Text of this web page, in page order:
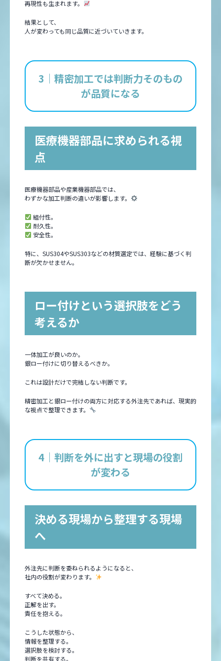
再現性も生まれます。
結果として、
人が変わっても同じ品質に近づいていきます。
3｜精密加工では判断力そのもの
が品質になる
医療機器部品に求められる視
点
医療機器部品や産業機器部品では、
わずかな加工判断の違いが影響します。
組付性。
耐久性。
安全性。
特に、SUS304やSUS303などの材質選定では、経験に基づく判
断が欠かせません。
ロー付けという選択肢をどう
考えるか
一体加工が良いのか。
銀ロー付けに切り替えるべきか。
これは設計だけで完結しない判断です。
精密加工と銀ロー付けの両方に対応する外注先であれば、現実的
な視点で整理できます。
4｜判断を外に出すと現場の役割
が変わる
決める現場から整理する現場
へ
外注先に判断を委ねられるようになると、
社内の役割が変わります。
すべて決める。
正解を出す。
責任を抱える。
こうした状態から、
情報を整理する。
選択肢を検討する。
判断を共有する。